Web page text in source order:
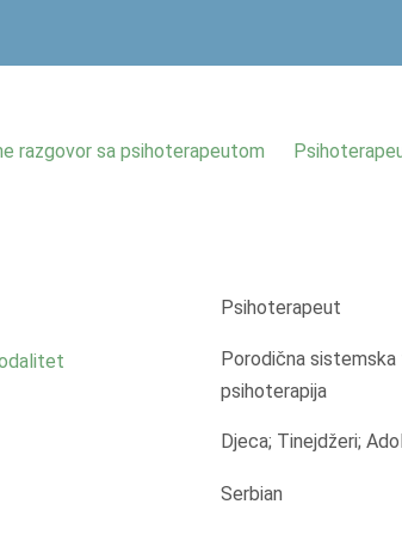
razgovor sa psihoterapeutom
Psihoterapeut
Porodična
psihoterapija
Djeca; Tinejdžeri;
Serbian